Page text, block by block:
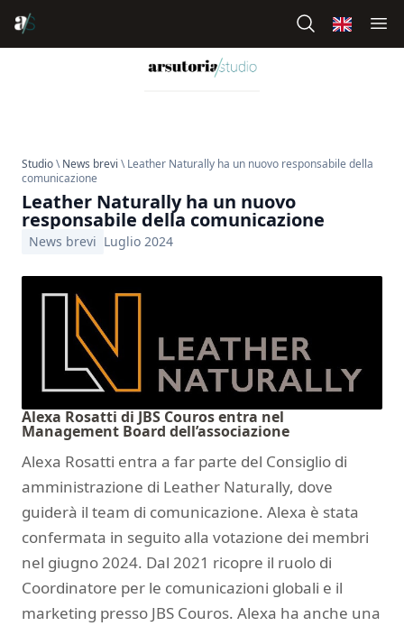
Studio\News brevi \ Leather Naturally ha un nuovo responsabile della
comunicazione
Leather Naturally ha un nuovo
responsabile della comunicazione
News brevi Luglio 2024
Alexa Rosatti di JBS Couros entra nel
Management Board dell’associazione
Alexa Rosatti entra a far parte del Consiglio di
amministrazione di Leather Naturally, dove
guiderà il team di comunicazione. Alexa è stata
confermata in seguito alla votazione dei membri
nel giugno 2024. Dal 2021 ricopre il ruolo di
Coordinatore per le comunicazioni globali e il
marketing presso JBS Couros. Alexa ha anche una